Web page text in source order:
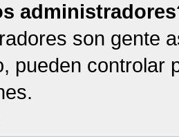
son gente
pueden controlar